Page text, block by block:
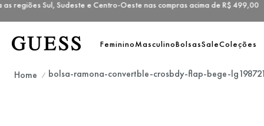
Sul, Sudeste e Centro-Oeste nas compras acima de R$
FemininoMasculinoBolsasSaleColeções
bolsa-ramona-convertble-crosbdy-flap-bege-